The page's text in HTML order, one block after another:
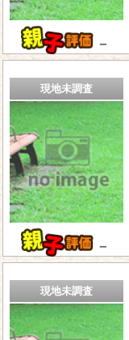
－
現地未調査
－
現地未調査